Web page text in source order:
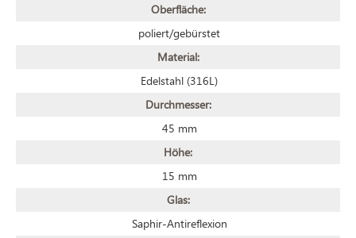
Oberfläche:
poliert/gebürstet
Material:
Edelstahl (316L)
Durchmesser:
45 mm
Höhe:
15 mm
Glas:
Saphir-Antireflexion